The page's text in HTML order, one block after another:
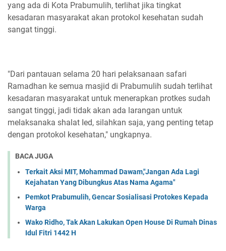
yang ada di Kota Prabumulih, terlihat jika tingkat
kesadaran masyarakat akan protokol kesehatan sudah
sangat tinggi.
"Dari pantauan selama 20 hari pelaksanaan safari
Ramadhan ke semua masjid di Prabumulih sudah terlihat
kesadaran masyarakat untuk menerapkan protkes sudah
sangat tinggi, jadi tidak akan ada larangan untuk
melaksanaka shalat Ied, silahkan saja, yang penting tetap
dengan protokol kesehatan," ungkapnya.
BACA JUGA
Terkait Aksi MIT, Mohammad Dawam,"Jangan Ada Lagi
Kejahatan Yang Dibungkus Atas Nama Agama"
Pemkot Prabumulih, Gencar Sosialisasi Protokes Kepada
Warga
Wako Ridho, Tak Akan Lakukan Open House Di Rumah Dinas
Idul Fitri 1442 H